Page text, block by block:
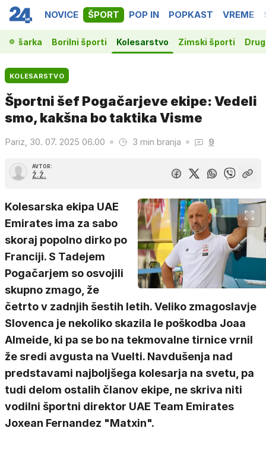
NOVICE ŠPORT POP IN POPKAST VREME
Košarka Borilni športi Kolesarstvo Zimski športi
KOLESARSTVO
Športni šef Pogačarjeve ekipe: Vedeli
smo, kakšna bo taktika Visme
Pariz, 30. 07. 2025 06.00 3 min branja 9
AVTOR:
Ž.Ž.
Kolesarska ekipa UAE
Emirates ima za sabo
skoraj popolno dirko po
Franciji. S Tadejem
Pogačarjem so osvojili
skupno zmago, že
četrto v zadnjih šestih letih. Veliko zmagoslavje
Slovenca je nekoliko skazila le poškodba Joaa
Almeide, ki pa se bo na tekmovalne tirnice vrnil
že sredi avgusta na Vuelti. Navdušenja nad
predstavami najboljšega kolesarja na svetu, pa
tudi delom ostalih članov ekipe, ne skriva niti
vodilni športni direktor UAE Team Emirates
Joxean Fernandez "Matxin".